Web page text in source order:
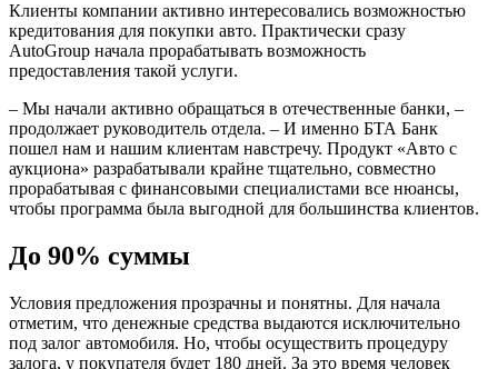
Клиенты компании активно интересовались возможностью
кредитования для покупки авто. Практически сразу
AutoGroup начала прорабатывать возможность
предоставления такой услуги.
– Мы начали активно обращаться в отечественные банки, –
продолжает руководитель отдела. – И именно БТА Банк
пошел нам и нашим клиентам навстречу. Продукт «Авто с
аукциона» разрабатывали крайне тщательно, совместно
прорабатывая с финансовыми специалистами все нюансы,
чтобы программа была выгодной для большинства клиентов.
До 90% суммы
Условия предложения прозрачны и понятны. Для начала
отметим, что денежные средства выдаются исключительно
под залог автомобиля. Но, чтобы осуществить процедуру
залога, у покупателя будет 180 дней. За это время человек